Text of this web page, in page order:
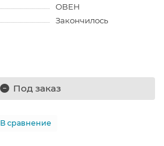
ОВЕН
Закончилось
Под заказ
В сравнение